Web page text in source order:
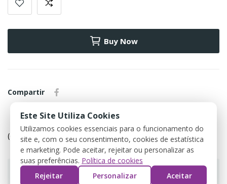
Buy Now
Compartir
Política de devolução
(editar com o módulo Customer Reassurance)
Este Site Utiliza Cookies
Utilizamos cookies essenciais para o funcionamento do
site e, com o seu consentimento, cookies de estatística
e marketing. Pode aceitar, rejeitar ou personalizar as
suas preferências. Política de cookies
Rejeitar
Personalizar Aceitar